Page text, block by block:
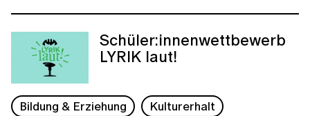
Schüler:innenwettbewerb
LYRIK laut!
Bildung & Erziehung
Kulturerhalt